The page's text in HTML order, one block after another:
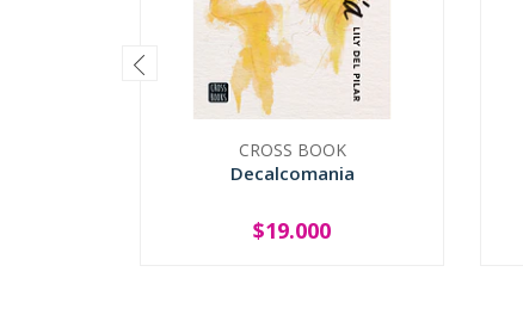
CROSS BOOK
Decalcomania
+
$19.000